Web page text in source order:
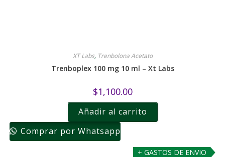
XT Labs, Trenbolona Acetato
Trenboplex 100 mg 10 ml – Xt Labs
$1,100.00
Añadir al carrito
Comprar por Whatsapp
+ GASTOS DE ENVIO